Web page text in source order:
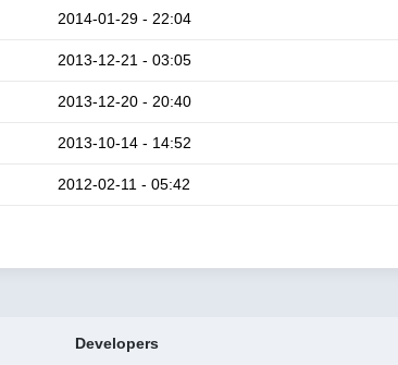
2014-01-29 - 22:04
2013-12-21 - 03:05
2013-12-20 - 20:40
2013-10-14 - 14:52
2012-02-11 - 05:42
Developers